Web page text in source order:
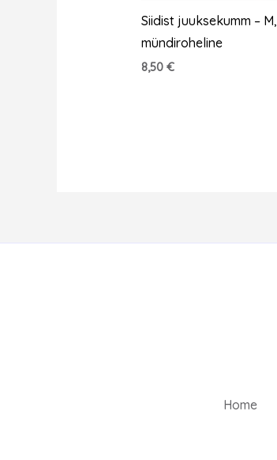
Siidist juuksekumm – M,
mündiroheline
8,50 €
Home